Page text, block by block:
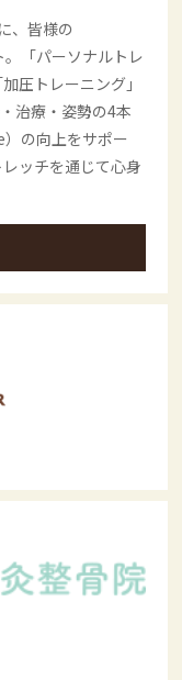
、皆様の
「パーソナルトレ
圧トレーニング」
治療・姿勢の4本
の向上をサポー
ッチを通じて心身